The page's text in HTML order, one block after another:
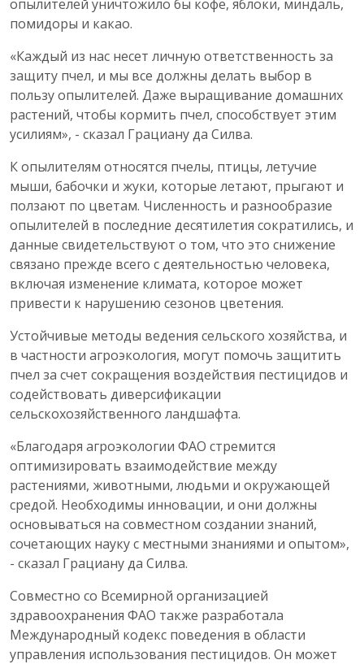
опылителей уничтожило бы кофе, яблоки, миндаль,
помидоры и какао.
«Каждый из нас несет личную ответственность за
защиту пчел, и мы все должны делать выбор в
пользу опылителей. Даже выращивание домашних
растений, чтобы кормить пчел, способствует этим
усилиям», - сказал Грациану да Силва.
К опылителям относятся пчелы, птицы, летучие
мыши, бабочки и жуки, которые летают, прыгают и
ползают по цветам. Численность и разнообразие
опылителей в последние десятилетия сократились, и
данные свидетельствуют о том, что это снижение
связано прежде всего с деятельностью человека,
включая изменение климата, которое может
привести к нарушению сезонов цветения.
Устойчивые методы ведения сельского хозяйства, и
в частности агроэкология, могут помочь защитить
пчел за счет сокращения воздействия пестицидов и
содействовать диверсификации
сельскохозяйственного ландшафта.
«Благодаря агроэкологии ФАО стремится
оптимизировать взаимодействие между
растениями, животными, людьми и окружающей
средой. Необходимы инновации, и они должны
основываться на совместном создании знаний,
сочетающих науку с местными знаниями и опытом»,
- сказал Грациану да Силва.
Совместно со Всемирной организацией
здравоохранения ФАО также разработала
Международный кодекс поведения в области
управления использования пестицидов. Он может